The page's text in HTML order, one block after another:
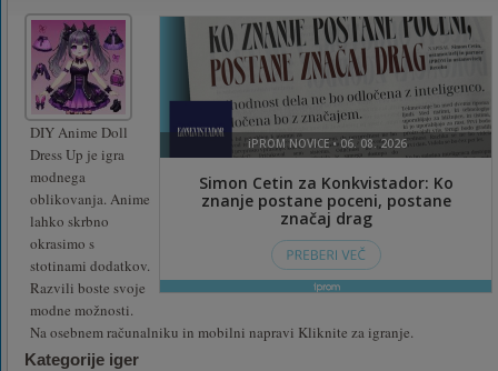
DIY Anime Doll
Dress Up je igra
modnega
oblikovanja. Anime
lahko skrbno
okrasimo s
stotinami dodatkov.
Razvili boste svoje
modne možnosti.
Na osebnem računalniku in mobilni napravi Kliknite za igranje.
Kategorije iger